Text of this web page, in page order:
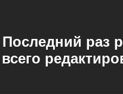
Последний раз
всего